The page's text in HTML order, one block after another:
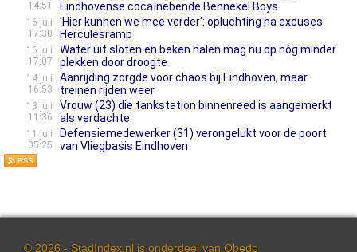
14:51
Eindhovense cocaïnebende Bennekel Boys
16 juli
17:30
'Hier kunnen we mee verder': opluchting na excuses
Herculesramp
16 juli
17:07
Water uit sloten en beken halen mag nu op nóg minder
plekken door droogte
14 juli
16:53
Aanrijding zorgde voor chaos bij Eindhoven, maar
treinen rijden weer
13 juli
11:36
Vrouw (23) die tankstation binnenreed is aangemerkt
als verdachte
11 juli
05:25
Defensiemedewerker (31) verongelukt voor de poort
van Vliegbasis Eindhoven
© 2026 - StadIndex.nl is onderdeel van Obedo